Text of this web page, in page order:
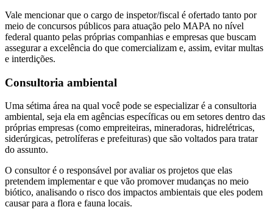
Vale mencionar que o cargo de inspetor/fiscal é ofertado tanto por
meio de concursos públicos para atuação pelo MAPA no nível
federal quanto pelas próprias companhias e empresas que buscam
assegurar a excelência do que comercializam e, assim, evitar multas
e interdições.
Consultoria ambiental
Uma sétima área na qual você pode se especializar é a consultoria
ambiental, seja ela em agências específicas ou em setores dentro das
próprias empresas (como empreiteiras, mineradoras, hidrelétricas,
siderúrgicas, petrolíferas e prefeituras) que são voltados para tratar
do assunto.
O consultor é o responsável por avaliar os projetos que elas
pretendem implementar e que vão promover mudanças no meio
biótico, analisando o risco dos impactos ambientais que eles podem
causar para a flora e fauna locais.